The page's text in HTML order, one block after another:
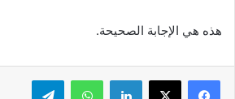
هذه هي الإجابة الصحيحة.
لينكدإن واتساب تيلقرام